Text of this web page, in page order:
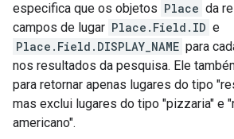
especifica que os objetos Place da
campos de lugar Place.Field.ID e
Place.Field.DISPLAY_NAME para
nos resultados da pesquisa. Ele
para retornar apenas lugares do tipo
mas exclui lugares do tipo "pizzaria" e
americano".